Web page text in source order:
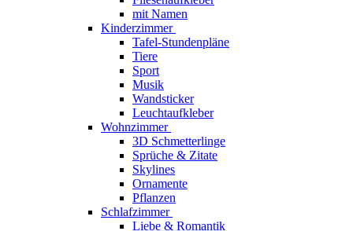
mit Namen
Kinderzimmer
Tafel-Stundenpläne
Tiere
Sport
Musik
Wandsticker
Leuchtaufkleber
Wohnzimmer
3D Schmetterlinge
Sprüche & Zitate
Skylines
Ornamente
Pflanzen
Schlafzimmer
Liebe & Romantik